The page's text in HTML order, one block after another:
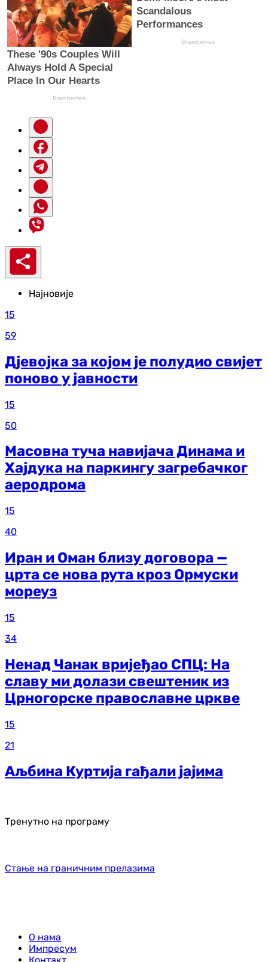
Најновије
15
59
Дјевојка за којом је полудио свијет
поново у јавности
15
50
Масовна туча навијача Динама и
Хајдука на паркингу загребачког
аеродрома
15
40
Иран и Оман близу договора —
црта се нова рута кроз Ормуски
мореуз
15
34
Ненад Чанак вријеђао СПЦ: На
славу ми долази свештеник из
Црногорске православне цркве
15
21
Аљбина Куртија гађали јајима
Тренутно на програму
Стање на граничним прелазима
О нама
Импресум